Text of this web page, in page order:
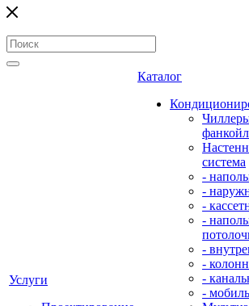
Услуги
Каталог
система
-
-
-
-
-
-
-
-